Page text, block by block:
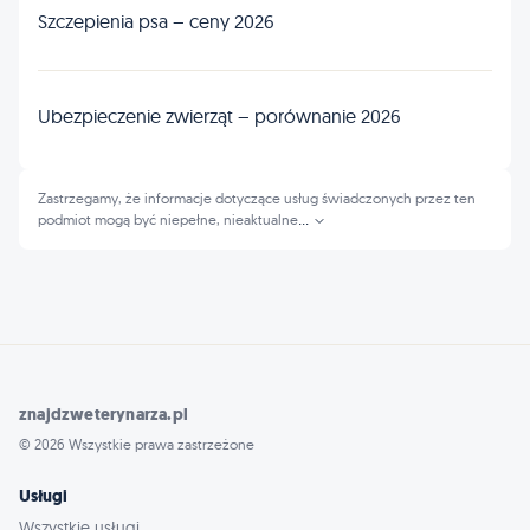
Szczepienia psa – ceny 2026
Ubezpieczenie zwierząt – porównanie 2026
Zastrzegamy, że informacje dotyczące usług świadczonych przez ten
podmiot mogą być niepełne, nieaktualne
znajdzweterynarza.pl
© 2026 Wszystkie prawa zastrzeżone
Usługi